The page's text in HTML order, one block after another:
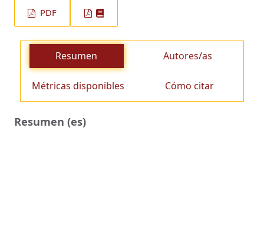
PDF
Resumen Autores/as
Métricas disponibles Cómo citar
Resumen (es)